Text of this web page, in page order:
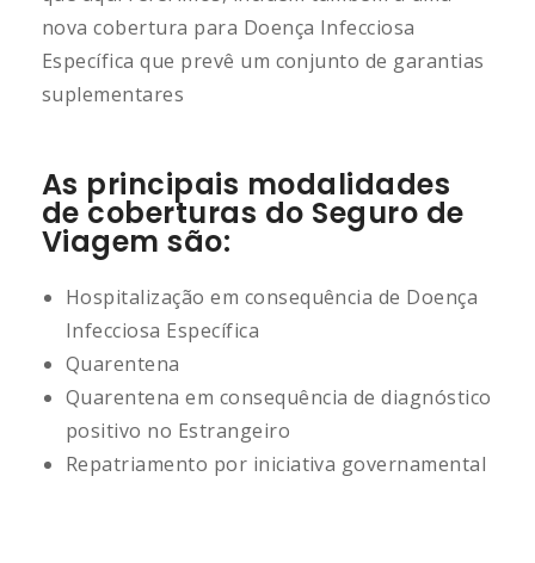
nova cobertura para Doença Infecciosa
Específica que prevê um conjunto de garantias
suplementares
As principais modalidades
de coberturas do Seguro de
Viagem são:
Hospitalização em consequência de Doença
Infecciosa Específica
Quarentena
Quarentena em consequência de diagnóstico
positivo no Estrangeiro
Repatriamento por iniciativa governamental